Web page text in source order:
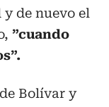
de nuevo el
”cuando
Bolívar y